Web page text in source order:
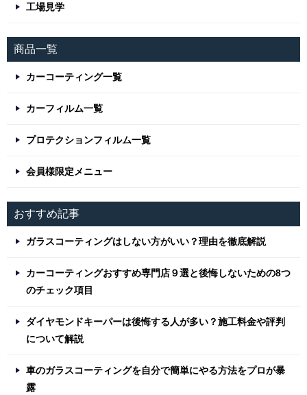
工場見学
商品一覧
カーコーティング一覧
カーフィルム一覧
プロテクションフィルム一覧
会員様限定メニュー
おすすめ記事
ガラスコーティングはしない方がいい？理由を徹底解説
カーコーティングおすすめ専門店９選と後悔しないための8つ
のチェック項目
ダイヤモンドキーパーは後悔する人が多い？施工料金や評判
について解説
車のガラスコーティングを自分で簡単にやる方法をプロが暴
露